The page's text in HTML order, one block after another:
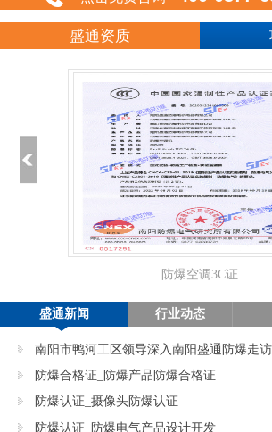
盛通资质
防爆空调3C证
盛通新闻 行业动态
南阳市鸭河工区领导深入南阳盛通防爆走
促发展
防爆合格证_防爆产品防爆合格证
防爆认证_摄像头防爆认证
防爆认证_防爆电气产品设计开发